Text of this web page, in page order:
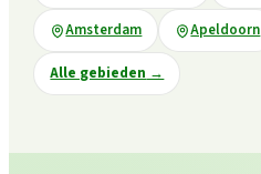
Amsterdam Apeldoorn
Alle gebieden →